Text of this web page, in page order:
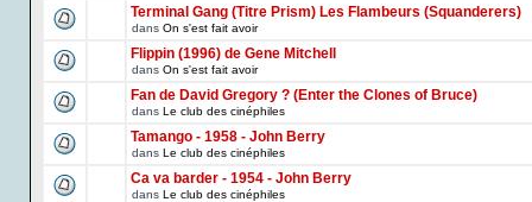
Terminal Gang (Titre Prism) Les Flambeurs (Squanderers)
dans On s'est fait avoir
Flippin (1996) de Gene Mitchell
dans On s'est fait avoir
Fan de David Gregory ? (Enter the Clones of Bruce)
dans Le club des cinéphiles
Tamango - 1958 - John Berry
dans Le club des cinéphiles
Ca va barder - 1954 - John Berry
dans Le club des cinéphiles